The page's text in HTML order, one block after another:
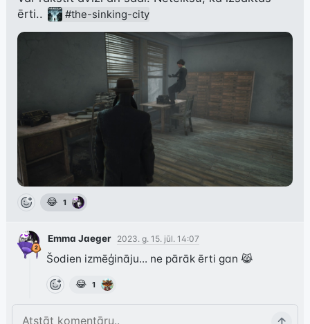
ērti..
#the-sinking-city
😂 1
Emma Jaeger 2023. g. 15. jūl. 14:07
Šodien izmēģināju... ne pārāk ērti gan 😹
😂 1